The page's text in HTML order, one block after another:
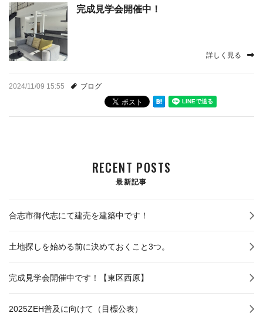
お問い合わせ
お知らせ
スタッフブログ
完成見学会開催中！
詳しく見る
2024/11/09 15:55 ブログ
RECENT POSTS
最新記事
合志市御代志にて建売を建築中です！
土地探しを始める前に決めておくこと3つ。
完成見学会開催中です！【東区西原】
2025ZEH普及に向けて（目標公表）